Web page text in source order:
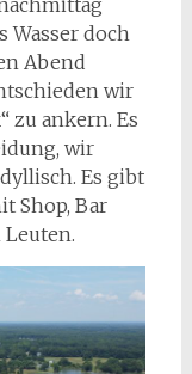
Wasser doch
Abend
wir
zu ankern. Es
wir
Es gibt
Shop, Bar